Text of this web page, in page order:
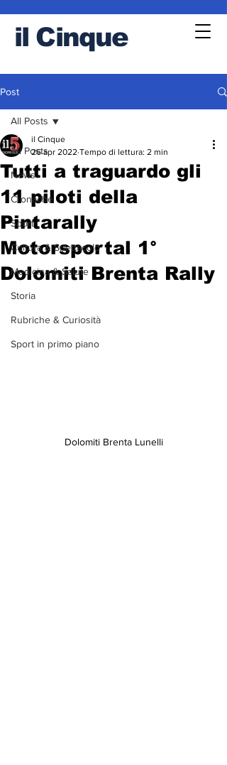
il Cinque
Post
All Posts
News
Cronache
Sport
Cultura & Spettacolo
Medicina & Salute
Storia
Rubriche & Curiosità
Sport in primo piano
All Posts
Tutti a traguardo gli
11 piloti della
Pintarally
Motorsportal 1°
Dolomiti Brenta Rally
il Cinque
26 apr 2022 Tempo di lettura: 2 min
Dolomiti Brenta Lunelli